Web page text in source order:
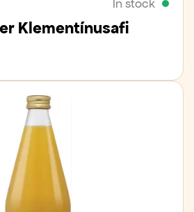
In stock
Klementínusafi